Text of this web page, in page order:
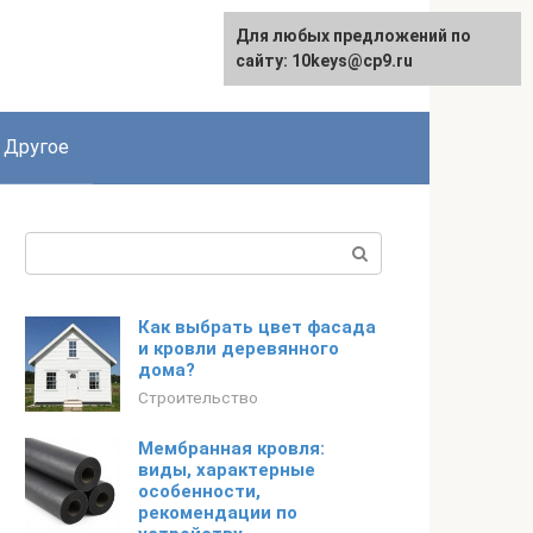
English
Другое
Как выбрать цвет фасада
и кровли деревянного
дома?
Строительство
Мембранная кровля:
виды, характерные
особенности,
рекомендации по
Для любых предложений по
сайту: 10keys@cp9.ru